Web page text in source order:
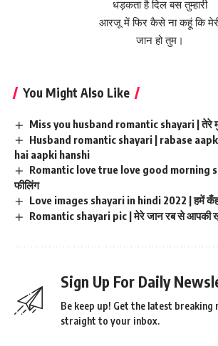
धड़कता है दिल बस तुम्हारी
आरजू में फिर कैसे ना कहूं कि
जान हो तुम।
You Might Also Like
Miss you husband romantic shayari | तेरे
Husband romantic shayari | rabase
hai aapki hanshi
Romantic love true love good morning
फीलिंग
Love images shayari in hindi 2022 | हमें
Romantic shayari pic | मेरे जान रब से आपकी
Sign Up For Daily
Be keep up! Get the latest breaking
straight to your inbox.